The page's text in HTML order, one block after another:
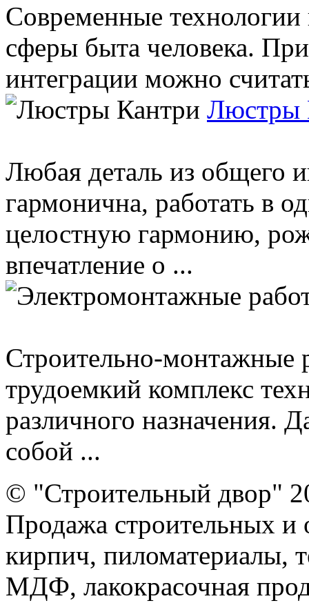
Современные технологии
сферы быта человека.
интеграции можно
Люстры
Любая деталь из общего
гармонична, работать в
целостную гармонию,
впечатление о ...
Строительно-монтажные
трудоемкий комплекс
различного назначения.
собой ...
© "Строительный двор"
Продажа строительных и
кирпич, пиломатериалы,
МДФ, лакокрасочная